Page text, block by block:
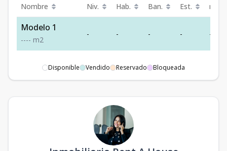
Nombre Niv. Hab. Ban. Est. m²
Modelo 1
---- m2
- - - - -
Disponible Vendido Reservado Bloqueada